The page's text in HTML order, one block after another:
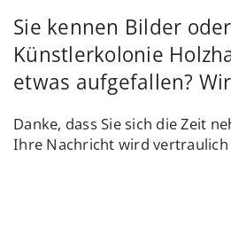
Sie kennen Bilder
Künstlerkolonie
etwas aufgefallen?
Danke, dass Sie sich die Zeit
Ihre Nachricht wird vertraulich